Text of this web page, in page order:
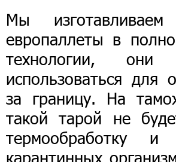
Мы
европаллеты в
технологии,
использоваться для
за границу. На
такой тарой не
термообработку
карантинных